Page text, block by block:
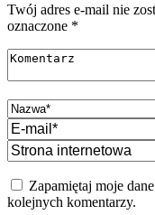
Twój adres e-mail nie
oznaczone *
Zapamiętaj moje
kolejnych komentarzy.